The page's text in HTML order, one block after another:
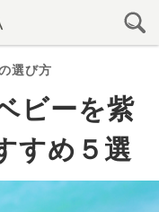
選び方
ビーを紫
すめ５選